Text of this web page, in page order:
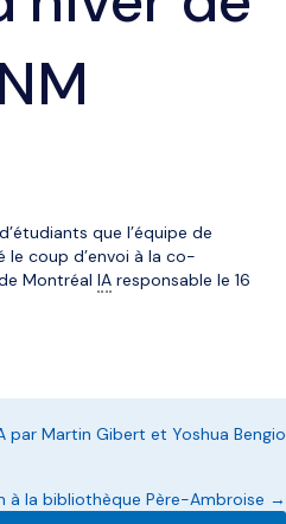
que l’équipe de
le coup d’envoi à la co-
Montréal IA responsable le 16
par Martin Gibert et Yoshua Bengio
à la bibliothèque Père-Ambroise →